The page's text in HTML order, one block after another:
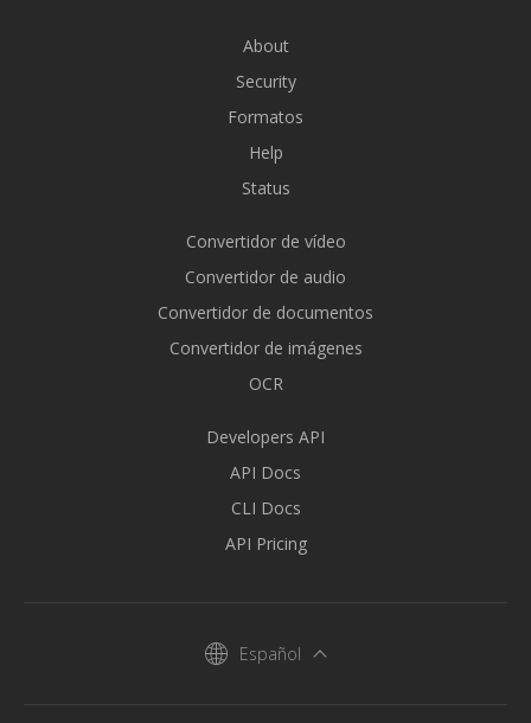
About
Security
Formatos
Help
Status
Convertidor de vídeo
Convertidor de audio
Convertidor de documentos
Convertidor de imágenes
OCR
Developers API
API Docs
CLI Docs
API Pricing
Español